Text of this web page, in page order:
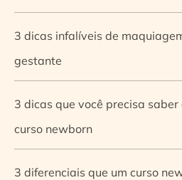
3 dicas infalíveis de
gestante
3 dicas que você precisa
curso newborn
3 diferenciais que um curso